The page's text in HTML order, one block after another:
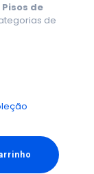
Pisos de
de